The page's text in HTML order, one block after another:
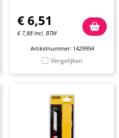
€6,51
€ 7,88 Incl. BTW
Artikelnummer: 1429994
Vergelijken